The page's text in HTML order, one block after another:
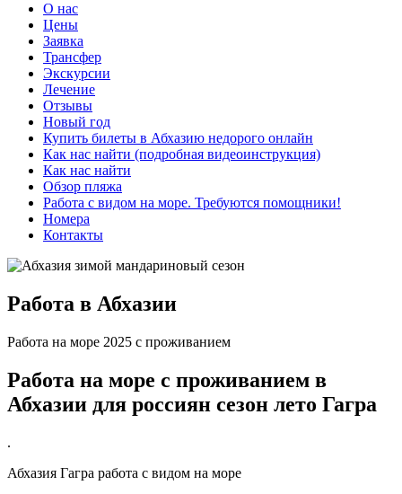
О нас
Цены
Заявка
Трансфер
Экскурсии
Лечение
Отзывы
Новый год
Купить билеты в Абхазию недорого онлайн
Как нас найти (подробная видеоинструкция)
Как нас найти
Обзор пляжа
Работа с видом на море. Требуются помощники!
Номера
Контакты
Работа в Абхазии
Работа на море 2025 с проживанием
Работа на море с проживанием в
Абхазии для россиян сезон лето Гагра
.
Абхазия Гагра работа с видом на море